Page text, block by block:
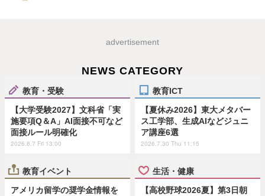
advertisement
NEWS CATEGORY
教育・受験
【大学受験2027】文科省「実
施要項Q＆A」AI面接不可など
面接ルール明確化
2026.8.7 Fri 13:00
教育ICT
【夏休み2026】東大メタバー
ス工学部、生成AIなどジュニ
ア講座6選
2026.7.30 Thu 11:15
教育イベント
アメリカ留学の奨学金情報を
生活・健康
【高校野球2026夏】第3日朝